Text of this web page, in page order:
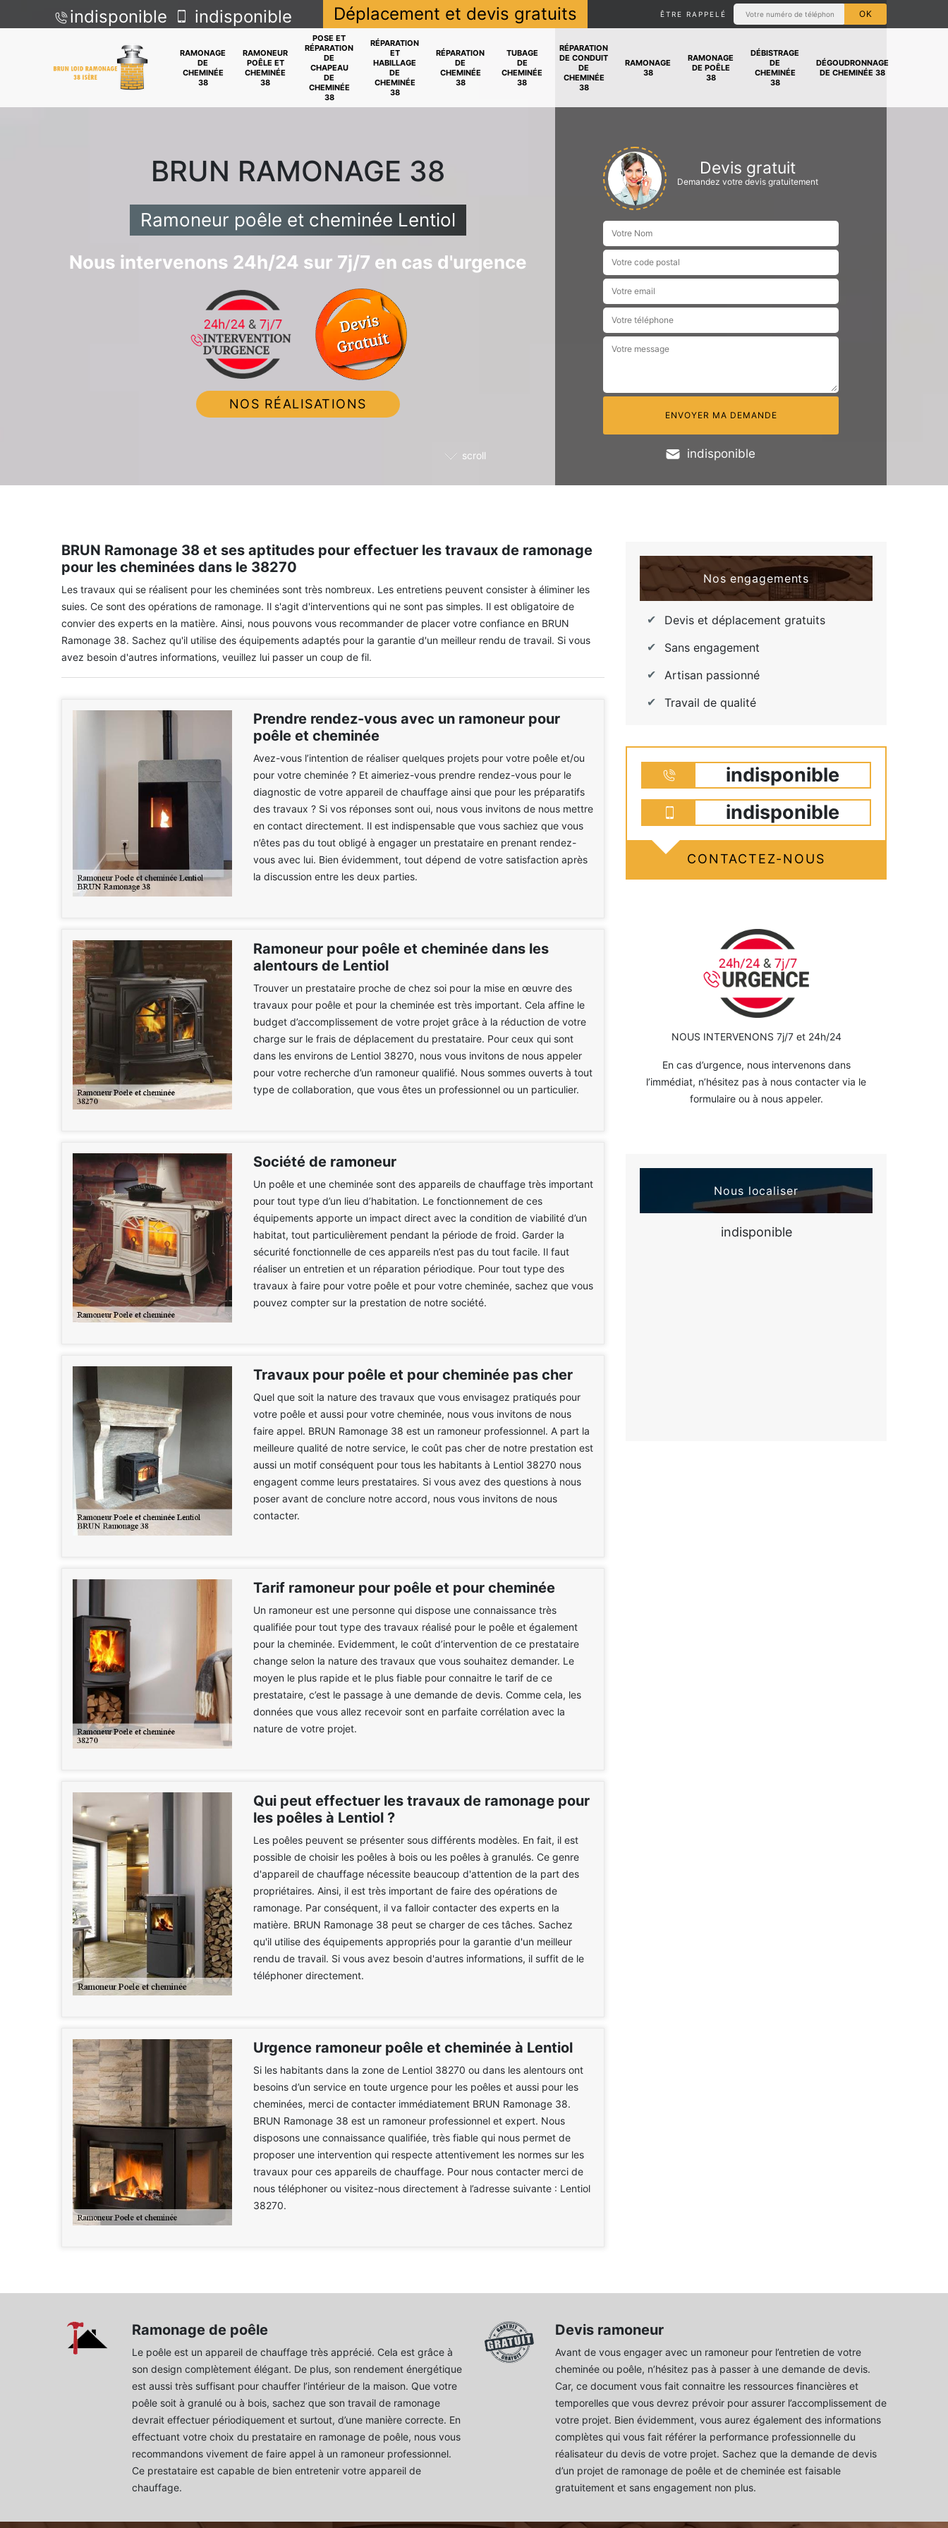
indisponible indisponible Déplacement et devis gratuits ÊTRE RAPPELÉ
RAMONAGE
DE
CHEMINÉE
38
RAMONEUR
POÊLE ET
CHEMINÉE
38
POSE ET
RÉPARATION
DE
CHAPEAU
DE
CHEMINÉE
38
RÉPARATION
ET
HABILLAGE
DE
CHEMINÉE
38
RÉPARATION
DE
CHEMINÉE
38
TUBAGE
DE
CHEMINÉE
38
RÉPARATION
DE CONDUIT
DE
CHEMINÉE
38
RAMONAGE
38
RAMONAGE
DE POÊLE
38
DÉBISTRAGE
DE
CHEMINÉE
38
DÉGOUDRONNAGE
DE CHEMINÉE 38
scroll
BRUN RAMONAGE 38
Ramoneur poêle et cheminée Lentiol
Nous intervenons 24h/24 sur 7j/7 en cas d'urgence
NOS RÉALISATIONS
Devis gratuit
Demandez votre devis gratuitement
indisponible
BRUN Ramonage 38 et ses aptitudes pour effectuer les travaux de ramonage
pour les cheminées dans le 38270
Les travaux qui se réalisent pour les cheminées sont très nombreux. Les entretiens peuvent consister à éliminer les
suies. Ce sont des opérations de ramonage. Il s'agit d'interventions qui ne sont pas simples. Il est obligatoire de
convier des experts en la matière. Ainsi, nous pouvons vous recommander de placer votre confiance en BRUN
Ramonage 38. Sachez qu'il utilise des équipements adaptés pour la garantie d'un meilleur rendu de travail. Si vous
avez besoin d'autres informations, veuillez lui passer un coup de fil.
Prendre rendez-vous avec un ramoneur pour
poêle et cheminée
Avez-vous l’intention de réaliser quelques projets pour votre poêle et/ou
pour votre cheminée ? Et aimeriez-vous prendre rendez-vous pour le
diagnostic de votre appareil de chauffage ainsi que pour les préparatifs
des travaux ? Si vos réponses sont oui, nous vous invitons de nous mettre
en contact directement. Il est indispensable que vous sachiez que vous
n’êtes pas du tout obligé à engager un prestataire en prenant rendez-
vous avec lui. Bien évidemment, tout dépend de votre satisfaction après
la discussion entre les deux parties.
Ramoneur pour poêle et cheminée dans les
alentours de Lentiol
Trouver un prestataire proche de chez soi pour la mise en œuvre des
travaux pour poêle et pour la cheminée est très important. Cela affine le
budget d’accomplissement de votre projet grâce à la réduction de votre
charge sur le frais de déplacement du prestataire. Pour ceux qui sont
dans les environs de Lentiol 38270, nous vous invitons de nous appeler
pour votre recherche d’un ramoneur qualifié. Nous sommes ouverts à tout
type de collaboration, que vous êtes un professionnel ou un particulier.
Société de ramoneur
Un poêle et une cheminée sont des appareils de chauffage très important
pour tout type d’un lieu d’habitation. Le fonctionnement de ces
équipements apporte un impact direct avec la condition de viabilité d’un
habitat, tout particulièrement pendant la période de froid. Garder la
sécurité fonctionnelle de ces appareils n’est pas du tout facile. Il faut
réaliser un entretien et un réparation périodique. Pour tout type des
travaux à faire pour votre poêle et pour votre cheminée, sachez que vous
pouvez compter sur la prestation de notre société.
Travaux pour poêle et pour cheminée pas cher
Quel que soit la nature des travaux que vous envisagez pratiqués pour
votre poêle et aussi pour votre cheminée, nous vous invitons de nous
faire appel. BRUN Ramonage 38 est un ramoneur professionnel. A part la
meilleure qualité de notre service, le coût pas cher de notre prestation est
aussi un motif conséquent pour tous les habitants à Lentiol 38270 nous
engagent comme leurs prestataires. Si vous avez des questions à nous
poser avant de conclure notre accord, nous vous invitons de nous
contacter.
Tarif ramoneur pour poêle et pour cheminée
Un ramoneur est une personne qui dispose une connaissance très
qualifiée pour tout type des travaux réalisé pour le poêle et également
pour la cheminée. Evidemment, le coût d’intervention de ce prestataire
change selon la nature des travaux que vous souhaitez demander. Le
moyen le plus rapide et le plus fiable pour connaitre le tarif de ce
prestataire, c’est le passage à une demande de devis. Comme cela, les
données que vous allez recevoir sont en parfaite corrélation avec la
nature de votre projet.
Qui peut effectuer les travaux de ramonage pour
les poêles à Lentiol ?
Les poêles peuvent se présenter sous différents modèles. En fait, il est
possible de choisir les poêles à bois ou les poêles à granulés. Ce genre
d'appareil de chauffage nécessite beaucoup d'attention de la part des
propriétaires. Ainsi, il est très important de faire des opérations de
ramonage. Par conséquent, il va falloir contacter des experts en la
matière. BRUN Ramonage 38 peut se charger de ces tâches. Sachez
qu'il utilise des équipements appropriés pour la garantie d'un meilleur
rendu de travail. Si vous avez besoin d'autres informations, il suffit de le
téléphoner directement.
Urgence ramoneur poêle et cheminée à Lentiol
Si les habitants dans la zone de Lentiol 38270 ou dans les alentours ont
besoins d’un service en toute urgence pour les poêles et aussi pour les
cheminées, merci de contacter immédiatement BRUN Ramonage 38.
BRUN Ramonage 38 est un ramoneur professionnel et expert. Nous
disposons une connaissance qualifiée, très fiable qui nous permet de
proposer une intervention qui respecte attentivement les normes sur les
travaux pour ces appareils de chauffage. Pour nous contacter merci de
nous téléphoner ou visitez-nous directement à l’adresse suivante : Lentiol
38270.
Nos engagements
Devis et déplacement gratuits
Sans engagement
Artisan passionné
Travail de qualité
indisponible
indisponible
CONTACTEZ-NOUS
NOUS INTERVENONS 7j/7 et 24h/24
En cas d’urgence, nous intervenons dans
l’immédiat, n’hésitez pas à nous contacter via le
formulaire ou à nous appeler.
Nous localiser
indisponible
Ramonage de poêle
Le poêle est un appareil de chauffage très apprécié. Cela est grâce à
son design complètement élégant. De plus, son rendement énergétique
est aussi très suffisant pour chauffer l’intérieur de la maison. Que votre
poêle soit à granulé ou à bois, sachez que son travail de ramonage
devrait effectuer périodiquement et surtout, d’une manière correcte. En
effectuant votre choix du prestataire en ramonage de poêle, nous vous
recommandons vivement de faire appel à un ramoneur professionnel.
Ce prestataire est capable de bien entretenir votre appareil de
chauffage.
Devis ramoneur
Avant de vous engager avec un ramoneur pour l’entretien de votre
cheminée ou poêle, n’hésitez pas à passer à une demande de devis.
Car, ce document vous fait connaitre les ressources financières et
temporelles que vous devrez prévoir pour assurer l’accomplissement de
votre projet. Bien évidemment, vous aurez également des informations
complètes qui vous fait référer la performance professionnelle du
réalisateur du devis de votre projet. Sachez que la demande de devis
d’un projet de ramonage de poêle et de cheminée est faisable
gratuitement et sans engagement non plus.